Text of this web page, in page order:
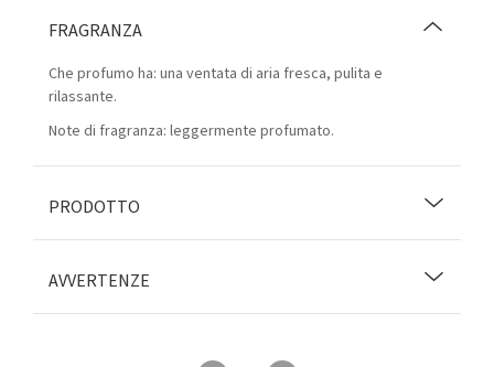
FRAGRANZA
Che profumo ha: una ventata di aria fresca, pulita e
rilassante.
Note di fragranza: leggermente profumato.
PRODOTTO
AVVERTENZE